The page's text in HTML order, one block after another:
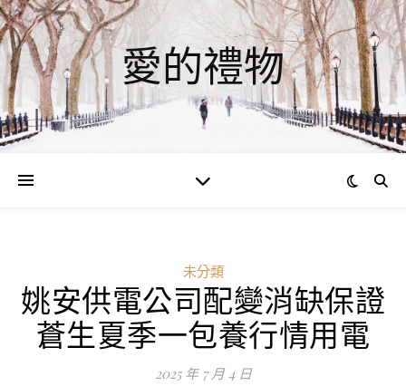
愛的禮物
未分類
姚安供電公司配變消缺保證
蒼生夏季一包養行情用電
2025 年 7 月 4 日